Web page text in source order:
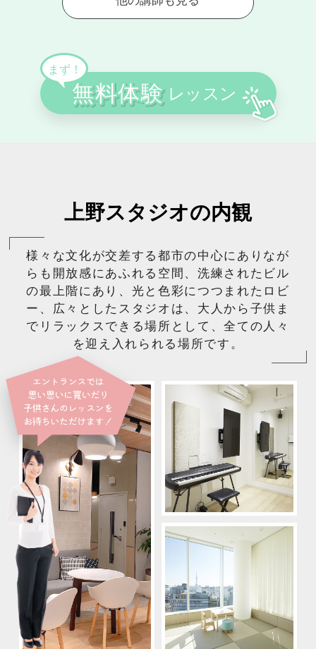
上野スタジオの内観
様々な文化が交差する都市の中心にありなが
らも開放感にあふれる空間、洗練されたビル
の最上階にあり、 光と色彩につつまれたロビ
ー、広々としたスタジオは、 大人から子供ま
でリラックスできる場所として、全ての人々
を迎え入れられる場所です。